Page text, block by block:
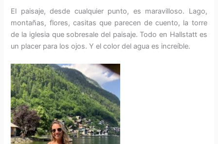
El paisaje, desde cualquier punto, es maravilloso. Lago,
montañas, flores, casitas que parecen de cuento, la torre
de la iglesia que sobresale del paisaje. Todo en Hallstatt es
un placer para los ojos. Y el color del agua es increíble.